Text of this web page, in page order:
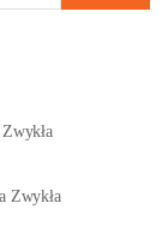
Zwykła